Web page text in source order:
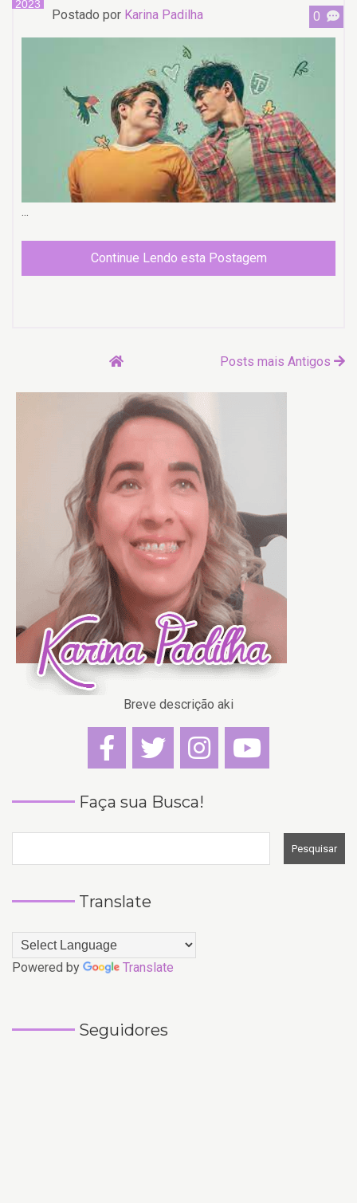
2023
Postado por Karina Padilha 0
...
Continue Lendo esta Postagem
Posts mais Antigos
Breve descrição aki
Faça sua Busca!
Translate
Powered by Translate
Seguidores